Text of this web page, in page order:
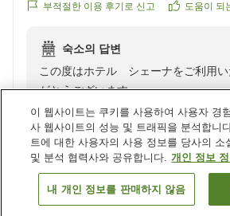
https://review.travel.rakuten.co.jp/hotel/
부적절한 이용 후기로 신고 도움이 되
숙소의 답변
この度はホテル シェーナをご利用い
がとうございます。
当館は歌舞伎町という立地にありなが
ルとして快適にお過ごしいただけるよ
す。
当館はJR新宿駅東口よりアクセスも
ネスの拠点として多くのお客様にご利
결과 더 보기
이 웹사이트는 쿠키를 사용하여 사용자 경
사 웹사이트의 성능 및 트래픽을 분석합니
트에 대한 사용자의 사용 정보를 당사의 소
및 분석 협력사와 공유합니다. 개인 정보 정
내 개인 정보를 판매하지 않음